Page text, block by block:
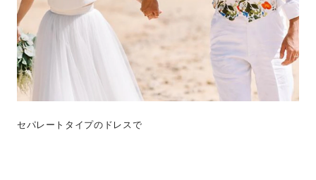
セパレートタイプのドレスで